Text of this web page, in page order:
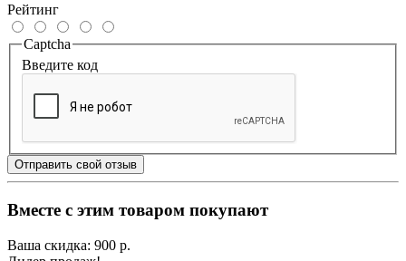
Рейтинг
Captcha
Введите код
Отправить свой отзыв
Вместе с этим товаром покупают
Ваша скидка: 900 р.